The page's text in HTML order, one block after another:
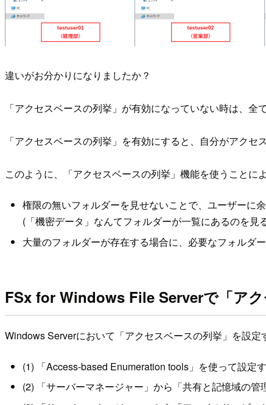
違いがお分かりになりましたか？
「アクセスベースの列挙」が有効になっていない時は、全
「アクセスベースの列挙」を有効にすると、自分がアク
このように、「アクセスベースの列挙」機能を使うことに
権限の無いフォルダーを見せないことで、ユーザーに
(「機密データ」なんてフォルダーが一覧にあるのを
大量のフォルダーが存在する場合に、必要なフォルダ
FSx for Windows File Serverで「ア
Windows Serverにおいて「アクセスベースの列挙」を設定
(1) 「Access-based Enumeration tools」を使って設定
(2) 「サーバーマネージャー」から「共有と記憶域の管